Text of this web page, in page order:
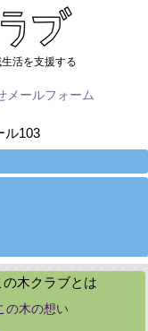
活を支援する
メールフォーム
ル103
の木クラブとは
の木の想い